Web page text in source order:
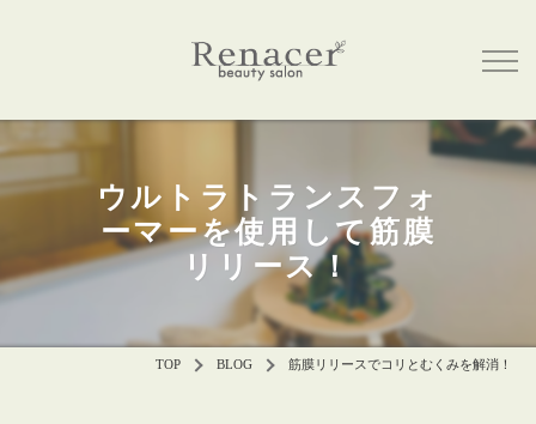
ウルトラトランスフォ
ーマーを使用して筋膜
リリース！
TOP BLOG 筋膜リリースでコリとむくみを解消！